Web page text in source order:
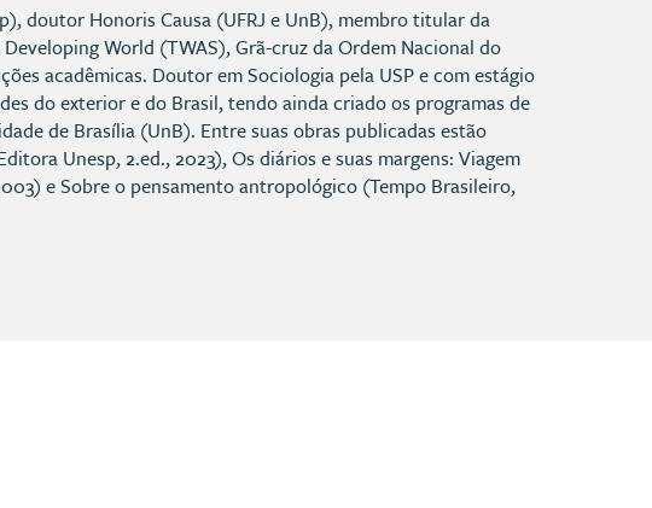
doutor Honoris Causa (UFRJ e UnB), membro titular da
World (TWAS), Grã-cruz da Ordem Nacional do
acadêmicas. Doutor em Sociologia pela USP e com estágio
do exterior e do Brasil, tendo ainda criado os programas de
de Brasília (UnB). Entre suas obras publicadas estão
Unesp, 2.ed., 2023), Os diários e suas margens: Viagem
e Sobre o pensamento antropológico (Tempo Brasileiro,